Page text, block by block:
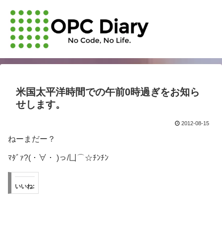
米国太平洋時間での午前0時過ぎをお知ら
せします。
2012-08-15
ねーまだー？
ﾏﾀﾞｧ?(・∀・ )っ/凵⌒☆ﾁﾝﾁﾝ
いいね: